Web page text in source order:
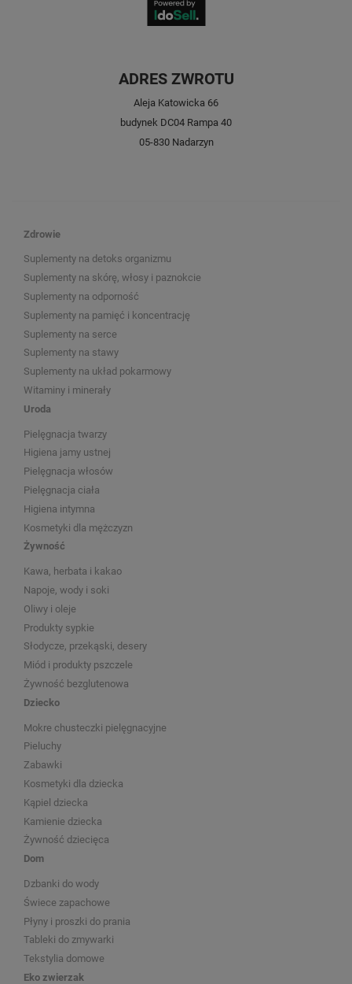
ADRES ZWROTU
Aleja Katowicka 66
budynek DC04 Rampa 40
05-830 Nadarzyn
Zdrowie
Suplementy na detoks organizmu
Suplementy na skórę, włosy i paznokcie
Suplementy na odporność
Suplementy na pamięć i koncentrację
Suplementy na serce
Suplementy na stawy
Suplementy na układ pokarmowy
Witaminy i minerały
Uroda
Pielęgnacja twarzy
Higiena jamy ustnej
Pielęgnacja włosów
Pielęgnacja ciała
Higiena intymna
Kosmetyki dla mężczyzn
Żywność
Kawa, herbata i kakao
Napoje, wody i soki
Oliwy i oleje
Produkty sypkie
Słodycze, przekąski, desery
Miód i produkty pszczele
Żywność bezglutenowa
Dziecko
Mokre chusteczki pielęgnacyjne
Pieluchy
Zabawki
Kosmetyki dla dziecka
Kąpiel dziecka
Kamienie dziecka
Żywność dziecięca
Dom
Dzbanki do wody
Świece zapachowe
Płyny i proszki do prania
Tableki do zmywarki
Tekstylia domowe
Eko zwierzak